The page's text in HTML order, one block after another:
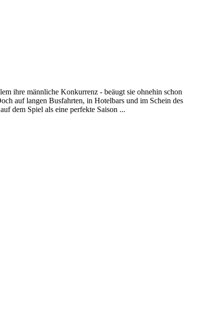
ihre männliche Konkurrenz - beäugt sie ohnehin schon
auf langen Busfahrten, in Hotelbars und im Schein des
dem Spiel als eine perfekte Saison ...